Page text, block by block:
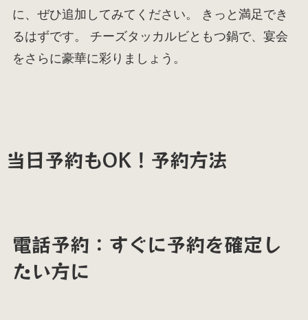
に、ぜひ追加してみてください。 きっと満足でき
るはずです。 チーズタッカルビともつ鍋で、宴会
をさらに豪華に彩りましょう。
当日予約もOK！予約方法
電話予約：すぐに予約を確定し
たい方に